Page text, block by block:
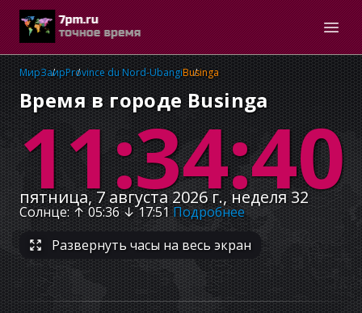
МирЗаирProvince du Nord-UbangiBusinga
Время в городе Businga
11:34:41
пятница, 7 августа 2026 г., неделя 32
Солнце: ↑05:36↓17:51Подробнее
Развернуть часы на весь экран